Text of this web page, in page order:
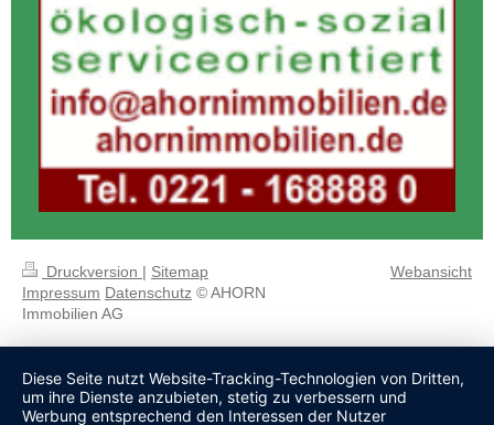
Druckversion | Sitemap
Impressum Datenschutz © AHORN
Immobilien AG
Webansicht
Diese Seite nutzt Website-Tracking-Technologien von Dritten,
um ihre Dienste anzubieten, stetig zu verbessern und
Werbung entsprechend den Interessen der Nutzer